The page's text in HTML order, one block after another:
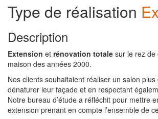
Type de réalisation
Description
Extension et rénovation totale sur le rez de
maison des années 2000.
Nos clients souhaitaient réaliser un salon
dénaturer leur façade et en respectant
Notre bureau d’étude a réfléchit pour mettre
extension prenant en compte l’ensemble de